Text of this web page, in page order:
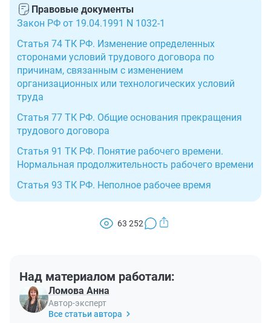
Правовые документы
Закон РФ от 19.04.1991 N 1032-1
Статья 74 ТК РФ. Изменение определенных
сторонами условий трудового договора по
причинам, связанным с изменением
организационных или технологических условий
труда
Статья 77 ТК РФ. Общие основания прекращения
трудового договора
Статья 91 ТК РФ. Понятие рабочего времени.
Нормальная продолжительность рабочего времени
Статья 93 ТК РФ. Неполное рабочее время
63 252
Над материалом работали:
Ломова Анна
Автор-эксперт
Все статьи автора